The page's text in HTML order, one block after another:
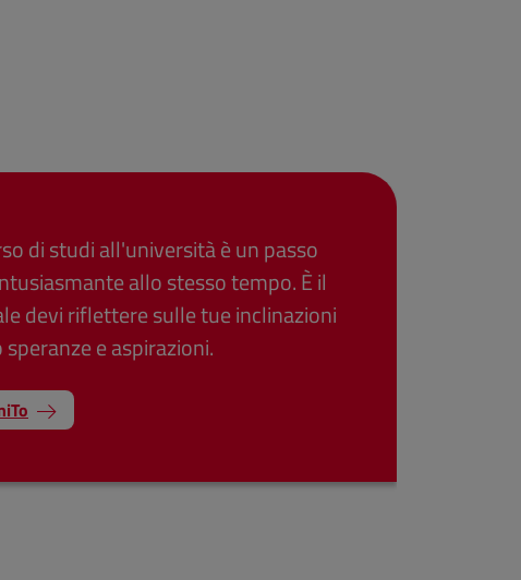
di studi all'università è un passo
allo stesso tempo. È il
devi riflettere sulle tue inclinazioni
e aspirazioni.